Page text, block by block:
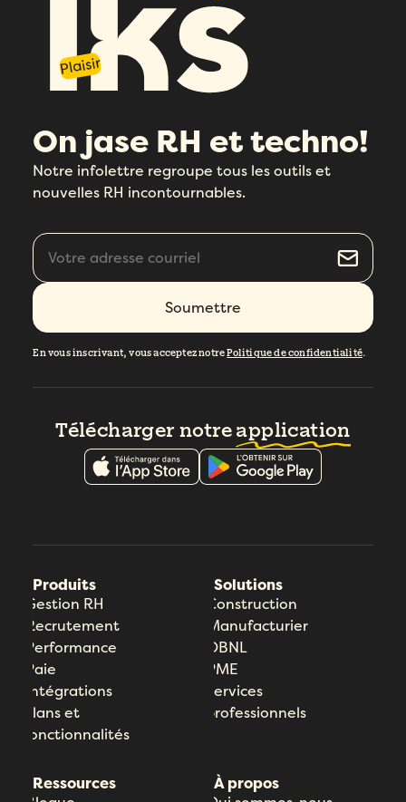
Plaisir
On jase RH et techno!
Notre infolettre regroupe tous les outils et
nouvelles RH incontournables.
En vous inscrivant, vous acceptez notrePolitique de confidentialité.
Télécharger notreapplication
Produits
Gestion RH
Recrutement
Performance
Paie
Intégrations
Plans et
fonctionnalités
Solutions
Construction
Manufacturier
OBNL
PME
Services
professionnels
Ressources
À propos